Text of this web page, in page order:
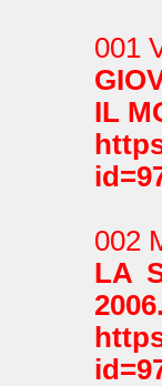
001
IL
002
LA